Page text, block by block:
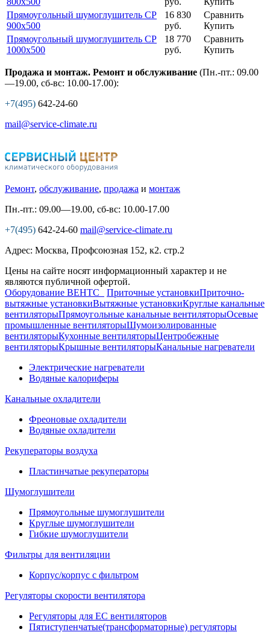
Прямоугольный шумоглушитель СР
900х500
16 830
руб.
Сравнить
Купить
Прямоугольный шумоглушитель СР
1000х500
18 770
руб.
Сравнить
Купить
Продажа и монтаж. Ремонт и обслуживание (Пн.-пт.: 09.00
—19.00, сб-вс: 10.00-17.00):
+7(495) 642-24-60
mail@service-climate.ru
Ремонт, обслуживание, продажа и монтаж
Пн.-пт.: 09.00—19.00, сб-вс: 10.00-17.00
+7(495) 642-24-60 mail@service-climate.ru
Адрес: Москва, Профсоюзная 152, к2. стр.2
Цены на сайте носят информационный характер и не
являются публичной офертой.
Оборудование ВЕНТС
Приточные установкиПриточно-
вытяжные установкиВытяжные установкиКруглые канальные
вентиляторыПрямоугольные канальные вентиляторыОсевые
промышленные вентиляторыШумоизолированные
вентиляторыКухонные вентиляторыЦентробежные
вентиляторыКрышные вентиляторыКанальные нагреватели
Электрические нагреватели
Водяные калориферы
Канальные охладители
Фреоновые охладители
Водяные охладители
Рекуператоры воздуха
Пластинчатые рекуператоры
Шумоглушители
Прямоугольные шумоглушители
Круглые шумоглушители
Гибкие шумоглушители
Фильтры для вентиляции
Корпус/корпус с фильтром
Регуляторы скорости вентилятора
Регуляторы для EC вентиляторов
Пятиступенчатые(трансформаторные) регуляторы